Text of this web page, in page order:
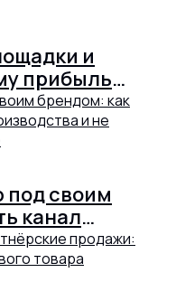
и
прибыль
только от
под своим
канал
и не